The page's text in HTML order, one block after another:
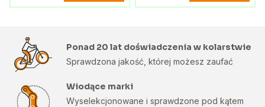
Ponad 20 lat doświadczenia w kolarstwie
Sprawdzona jakość, której możesz zaufać
Wiodące marki
Wyselekcjonowane i sprawdzone pod kątem